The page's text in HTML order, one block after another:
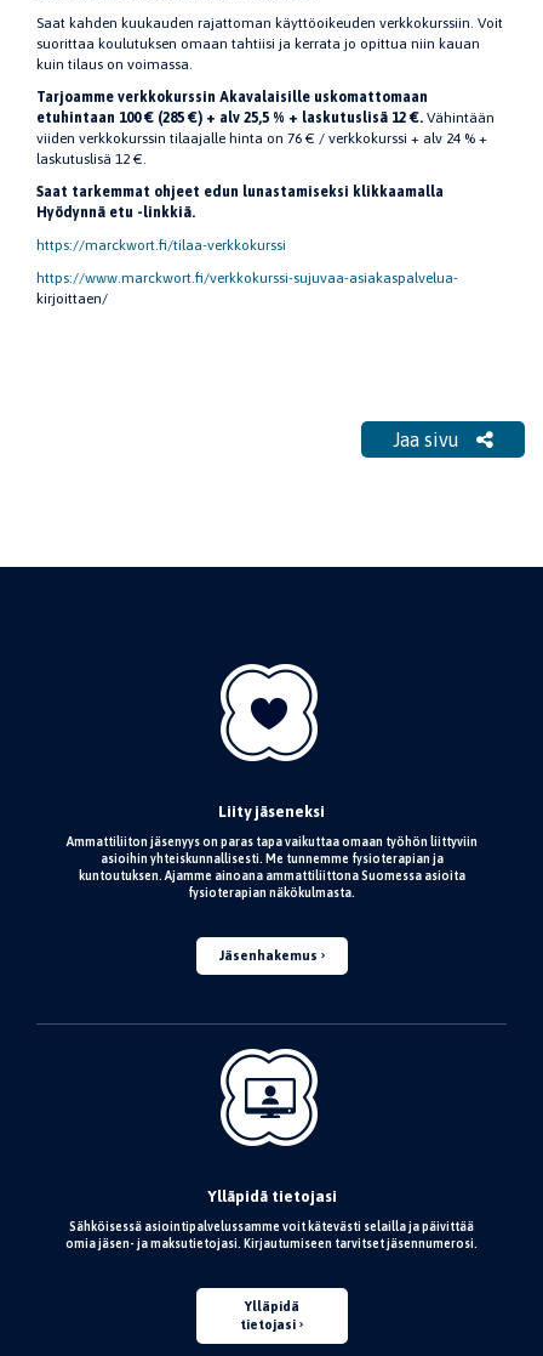
Saat kahden kuukauden rajattoman käyttöoikeuden verkkokurssiin. Voit
suorittaa koulutuksen omaan tahtiisi ja kerrata jo opittua niin kauan
kuin tilaus on voimassa.
Tarjoamme verkkokurssin Akavalaisille uskomattomaan
etuhintaan 100 € (285 €) + alv 25,5 % + laskutuslisä 12 €. Vähintään
viiden verkkokurssin tilaajalle hinta on 76 € / verkkokurssi + alv 24 % +
laskutuslisä 12 €.
Saat tarkemmat ohjeet edun lunastamiseksi klikkaamalla
Hyödynnä etu -linkkiä.
https://marckwort.fi/tilaa-verkkokurssi
https://www.marckwort.fi/verkkokurssi-sujuvaa-asiakaspalvelua-
kirjoittaen/
Jaa sivu
Liity jäseneksi
Ammattiliiton jäsenyys on paras tapa vaikuttaa omaan työhön liittyviin
asioihin yhteiskunnallisesti. Me tunnemme fysioterapian ja
kuntoutuksen. Ajamme ainoana ammattiliittona Suomessa asioita
fysioterapian näkökulmasta.
Jäsenhakemus
Ylläpidä tietojasi
Sähköisessä asiointipalvelussamme voit kätevästi selailla ja päivittää
omia jäsen- ja maksutietojasi. Kirjautumiseen tarvitset jäsennumerosi.
Ylläpidä
tietojasi